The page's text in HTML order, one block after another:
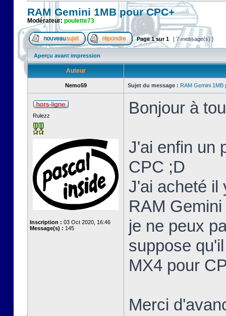
RAM Gemini 1MB pour CPC+
Modérateur: poulette73
Page1sur1 [ 7 message(s) ]
Aperçu avant impression
Auteur
Nemo59 Sujet du message : RAM Gemini 1MB
Rulezz
Inscription : 03 Oct 2020, 16:46
Message(s) : 145
Bonjour à
J'ai enfin un
CPC ;D
J'ai acheté il
RAM
je ne peux
suppose
MX4 pour
Merci